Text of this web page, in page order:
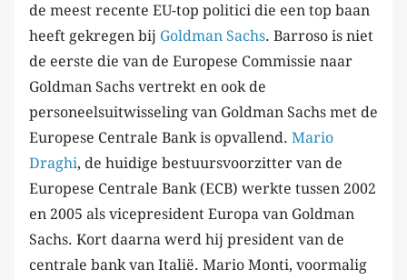
de meest recente EU-top politici die een top baan
heeft gekregen bij Goldman Sachs. Barroso is niet
de eerste die van de Europese Commissie naar
Goldman Sachs vertrekt en ook de
personeelsuitwisseling van Goldman Sachs met de
Europese Centrale Bank is opvallend. Mario
Draghi, de huidige bestuursvoorzitter van de
Europese Centrale Bank (ECB) werkte tussen 2002
en 2005 als vicepresident Europa van Goldman
Sachs. Kort daarna werd hij president van de
centrale bank van Italië. Mario Monti, voormalig